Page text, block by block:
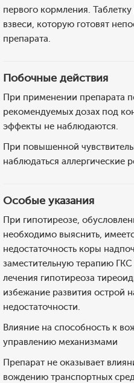
первого кормления.
взвеси, которую готовят
препарата.
Побочные действия
При применении препарата
рекомендуемых дозах под
эффекты не наблюдаются.
При повышенной
наблюдаться аллергические
Особые указания
При гипотиреозе,
необходимо выяснить,
недостаточность коры
заместительную терапию ГКС
лечения гипотиреоза
избежание развития острой
недостаточности.
Влияние на способность к
управлению механизмами
Препарат не оказывает
вождению транспортных